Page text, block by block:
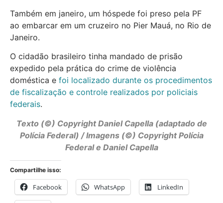
Também em janeiro, um hóspede foi preso pela PF
ao embarcar em um cruzeiro no Pier Mauá, no Rio de
Janeiro.
O cidadão brasileiro tinha mandado de prisão
expedido pela prática do crime de violência
doméstica e foi localizado durante os procedimentos
de fiscalização e controle realizados por policiais
federais.
Texto (©) Copyright Daniel Capella (adaptado de
Polícia Federal) / Imagens (©) Copyright Polícia
Federal e Daniel Capella
Compartilhe isso:
Facebook WhatsApp LinkedIn